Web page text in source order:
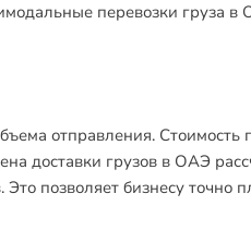
перевозки груза
отправления. Стоимость
доставки грузов в ОАЭ
позволяет бизнесу точно